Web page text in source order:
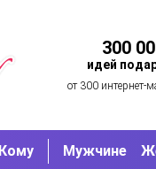
300
идей
от 300 интернет-
Кому Мужчине